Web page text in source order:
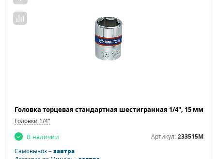
Головки 1/4"
В наличии
Артикул: 233515M
Самовывоз –завтра